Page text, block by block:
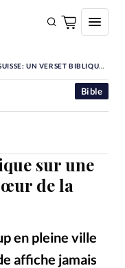
UN VERSET BIBLIQUE SUR UNE AFFICHE DE 337M2 AU CŒUR DE LA VILLE DE ZURICH
sur une
de la
en pleine ville
affiche jamais
Bible